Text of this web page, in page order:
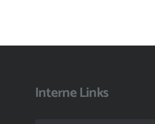
Interne Links